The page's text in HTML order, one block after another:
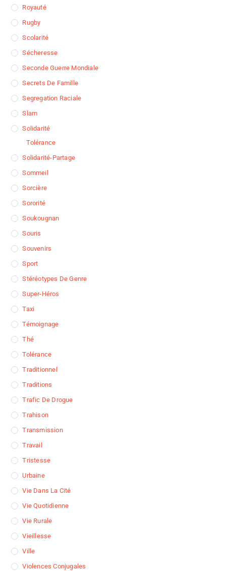
Royauté
Rugby
Scolarité
Sécheresse
Seconde Guerre Mondiale
Secrets De Famille
Segregation Raciale
Slam
Solidarité
Tolérance
Solidarité-Partage
Sommeil
Sorcière
Sororité
Soukougnan
Souris
Souvenirs
Sport
Stéréotypes De Genre
Super-Héros
Taxi
Témoignage
Thé
Tolérance
Traditionnel
Traditions
Trafic De Drogue
Trahison
Transmission
Travail
Tristesse
Urbaine
Vie Dans La Cité
Vie Quotidienne
Vie Rurale
Vieillesse
Ville
Violences Conjugales